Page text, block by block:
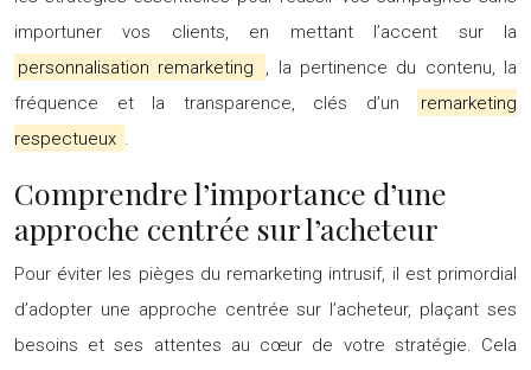
importuner vos clients, en mettant l’accent sur la
personnalisation remarketing
, la pertinence du contenu, la
fréquence et la transparence, clés d’un
remarketing
respectueux
Comprendre l’importance d’une
approche centrée sur l’acheteur
Pour éviter les pièges du remarketing intrusif, il est primordial
d’adopter une approche centrée sur l’acheteur, plaçant ses
besoins et ses attentes au cœur de votre stratégie. Cela